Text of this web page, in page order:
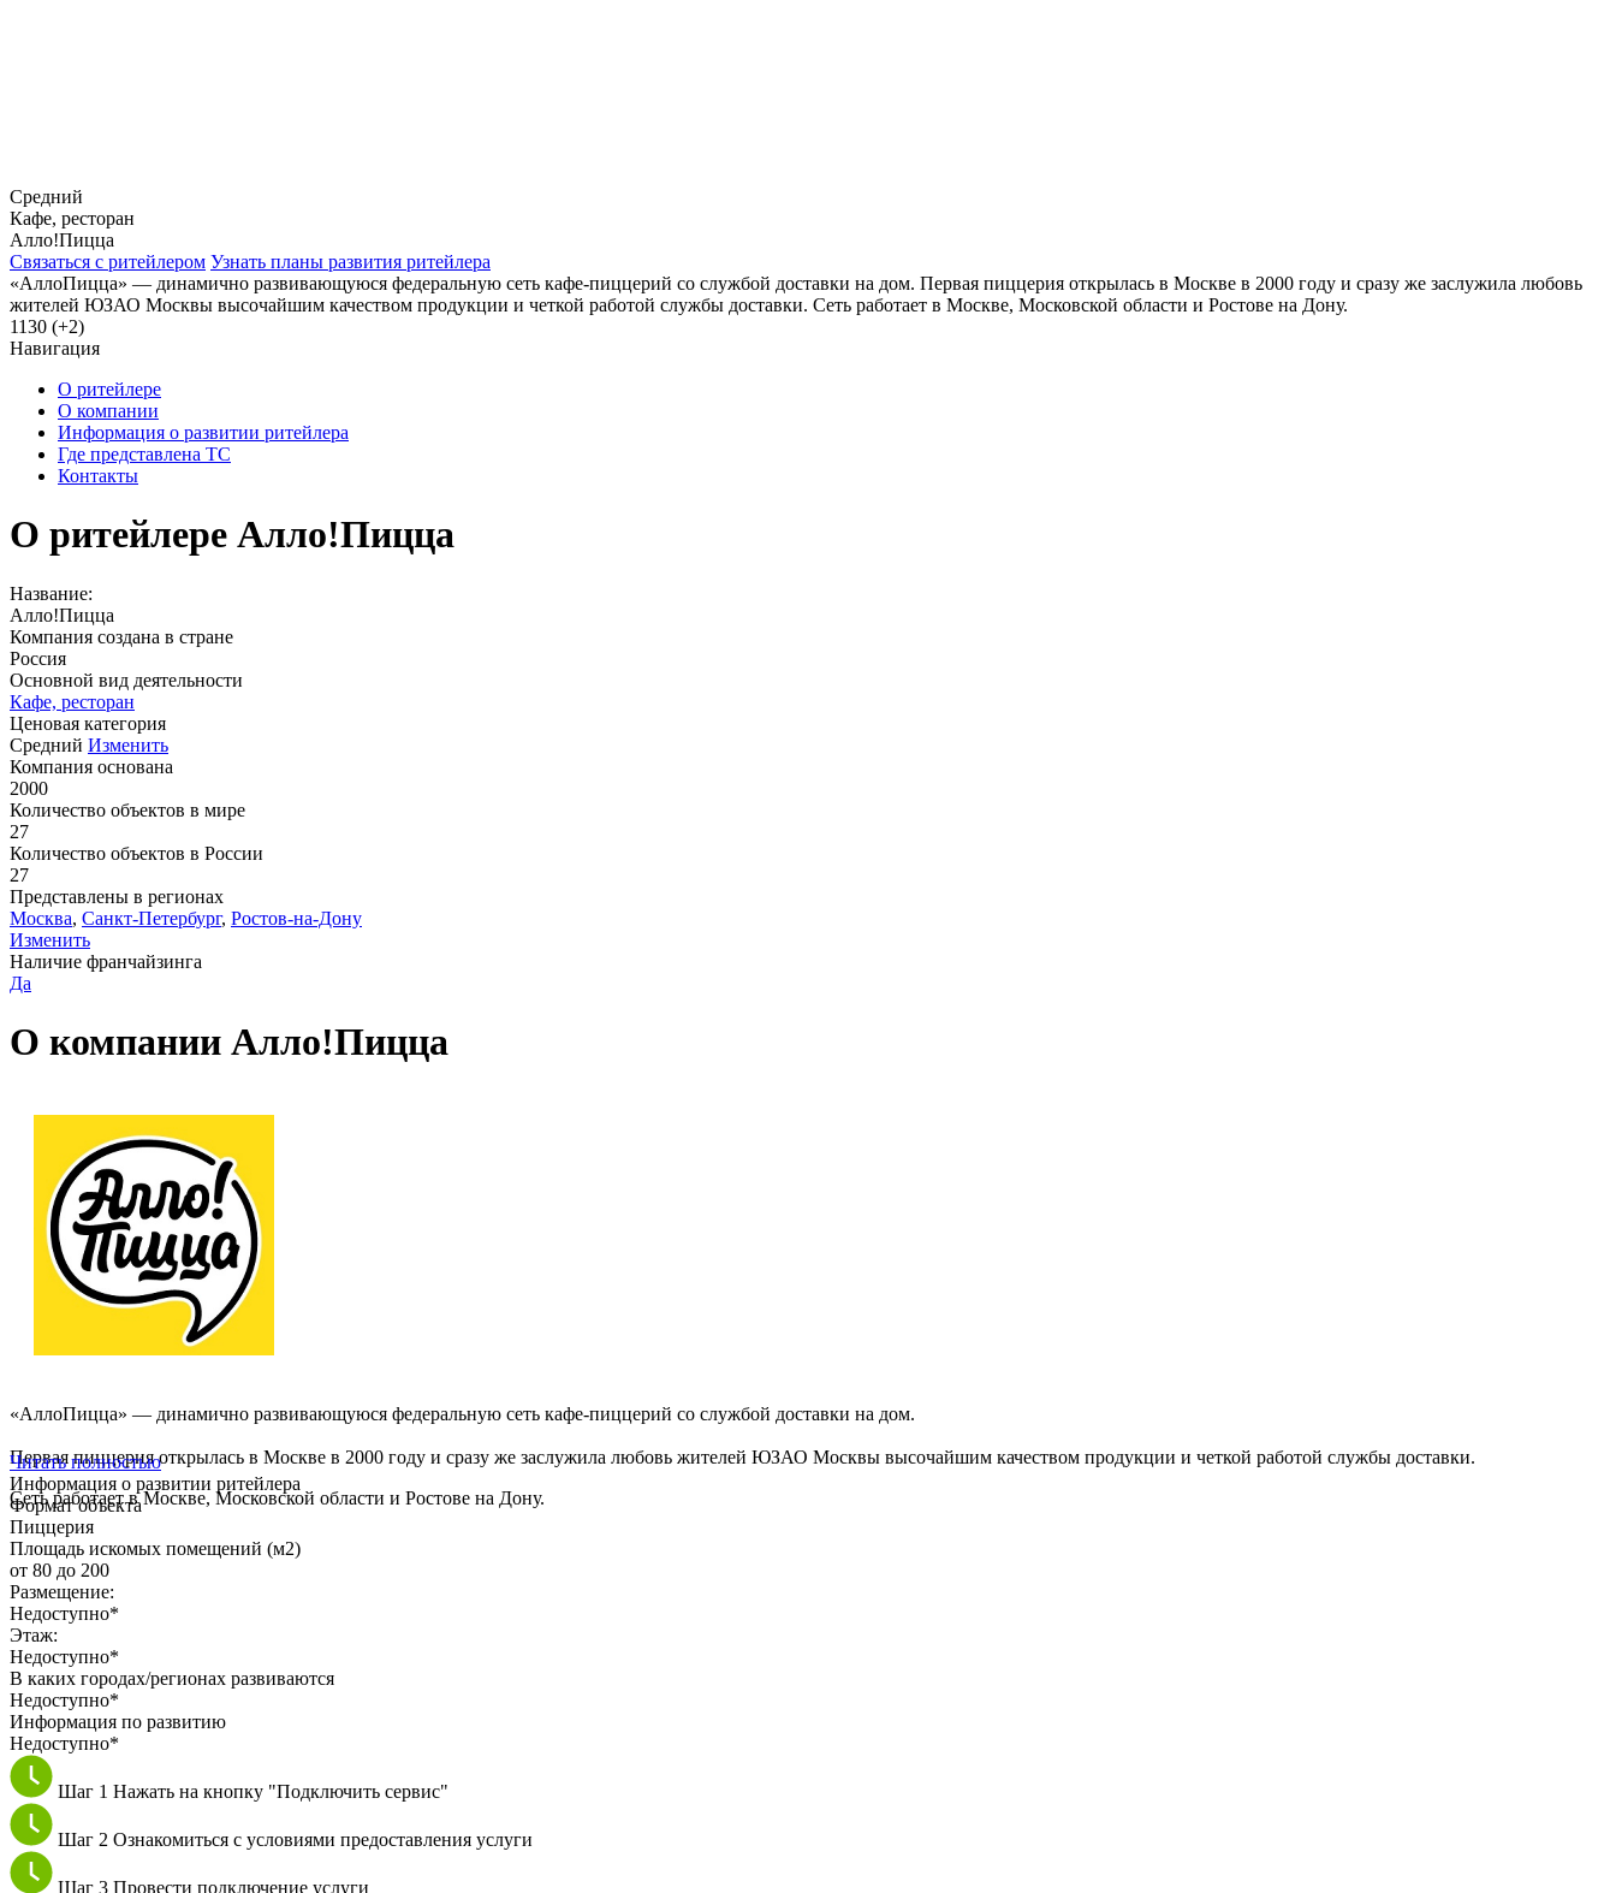
Средний
Кафе, ресторан
Алло!Пицца
Связаться с ритейлером Узнать планы развития ритейлера
«АллоПицца» — динамично развивающуюся федеральную сеть кафе-пиццерий со службой доставки на дом. Первая пиццерия открылась в Москве в 2000 году и сразу же заслужила любовь
жителей ЮЗАО Москвы высочайшим качеством продукции и четкой работой службы доставки. Сеть работает в Москве, Московской области и Ростове на Дону.
1130 (+2)
Навигация
О ритейлере
О компании
Информация о развитии ритейлера
Где представлена ТС
Контакты
О ритейлере Алло!Пицца
Название:
Алло!Пицца
Компания создана в стране
Россия
Основной вид деятельности
Кафе, ресторан
Ценовая категория
Средний Изменить
Компания основана
2000
Количество объектов в мире
27
Количество объектов в России
27
Представлены в регионах
Москва, Санкт-Петербург, Ростов-на-Дону
Изменить
Наличие франчайзинга
Да
О компании Алло!Пицца
«АллоПицца» — динамично развивающуюся федеральную сеть кафе-пиццерий со службой доставки на дом.
Первая пиццерия открылась в Москве в 2000 году и сразу же заслужила любовь жителей ЮЗАО Москвы высочайшим качеством продукции и четкой работой службы доставки.
Сеть работает в Москве, Московской области и Ростове на Дону.
Читать полностью
Информация о развитии ритейлера
Формат объекта
Пиццерия
Площадь искомых помещений (м2)
от 80 до 200
Размещение:
Недоступно*
Этаж:
Недоступно*
В каких городах/регионах развиваются
Недоступно*
Информация по развитию
Недоступно*
Шаг 1 Нажать на кнопку "Подключить сервис"
Шаг 2 Ознакомиться с условиями предоставления услуги
Шаг 3 Провести подключение услуги